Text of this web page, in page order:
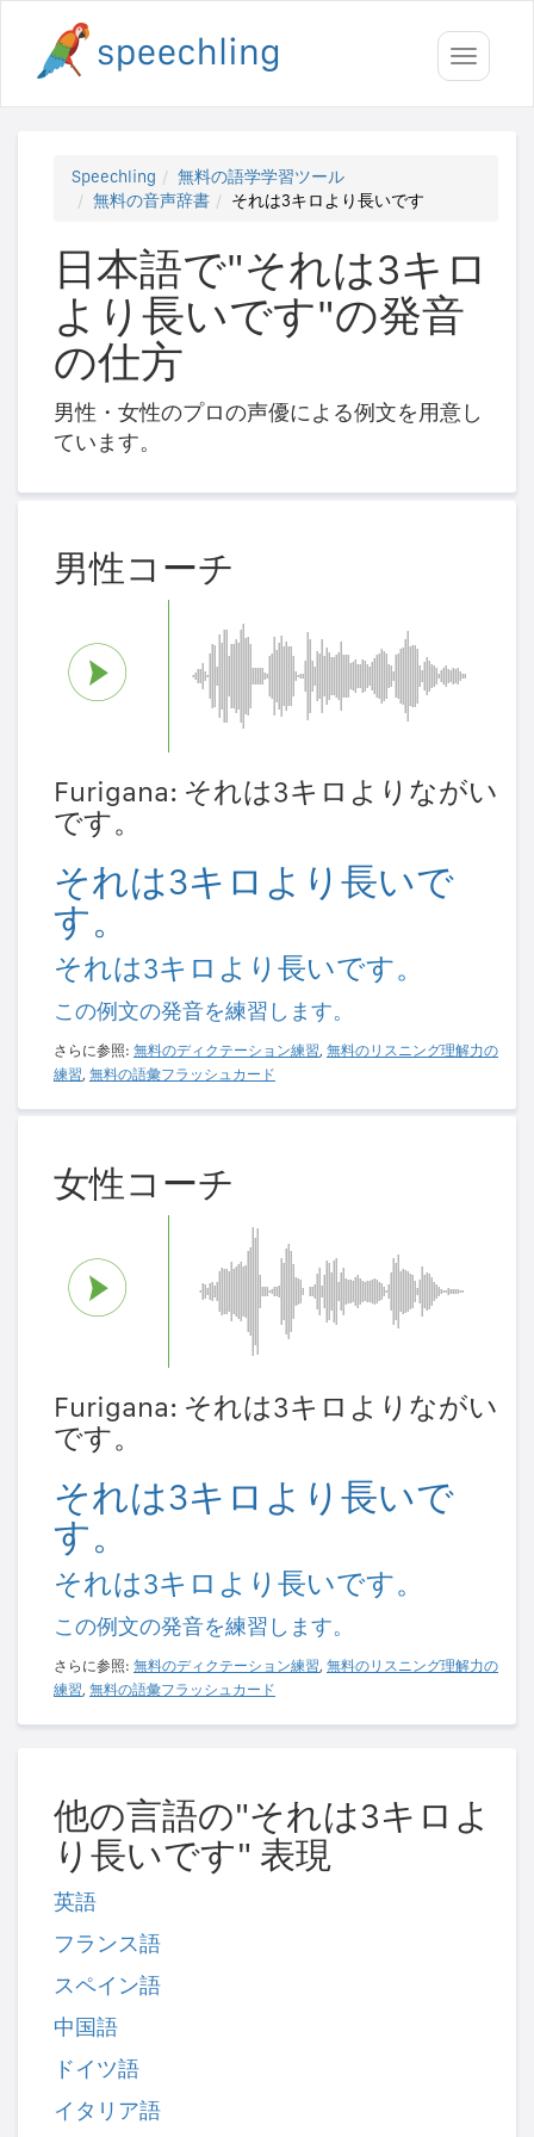
Toggle
Speechling
無料の語学学習ツール
無料の音声辞書
それは3キロより長いです
日本語で"それは3キロ
より長いです"の発音
の仕方
男性・女性のプロの声優による例文を用意し
ています。
男性コーチ
Furigana: それは3キロよりながい
です。
それは3キロより長いで
す。
それは3キロより長いです。
この例文の発音を練習します。
さらに参照: 無料のディクテーション練習, 無料のリスニング理解力の
練習, 無料の語彙フラッシュカード
女性コーチ
Furigana: それは3キロよりながい
です。
それは3キロより長いで
す。
それは3キロより長いです。
この例文の発音を練習します。
さらに参照: 無料のディクテーション練習, 無料のリスニング理解力の
練習, 無料の語彙フラッシュカード
他の言語の"それは3キロよ
り長いです" 表現
英語
フランス語
スペイン語
中国語
ドイツ語
イタリア語